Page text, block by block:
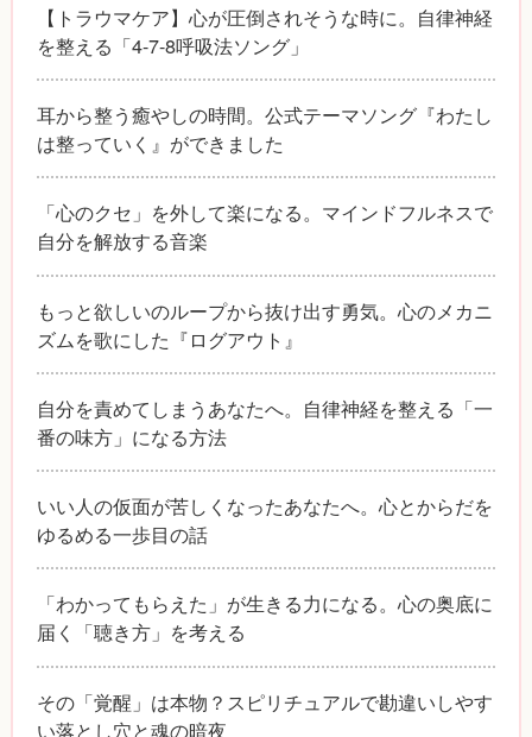
【トラウマケア】心が圧倒されそうな時に。自律神経
を整える「4-7-8呼吸法ソング」
耳から整う癒やしの時間。公式テーマソング『わたし
は整っていく』ができました
「心のクセ」を外して楽になる。マインドフルネスで
自分を解放する音楽
もっと欲しいのループから抜け出す勇気。心のメカニ
ズムを歌にした『ログアウト』
自分を責めてしまうあなたへ。自律神経を整える「一
番の味方」になる方法
いい人の仮面が苦しくなったあなたへ。心とからだを
ゆるめる一歩目の話
「わかってもらえた」が生きる力になる。心の奥底に
届く「聴き方」を考える
その「覚醒」は本物？スピリチュアルで勘違いしやす
い落とし穴と魂の暗夜